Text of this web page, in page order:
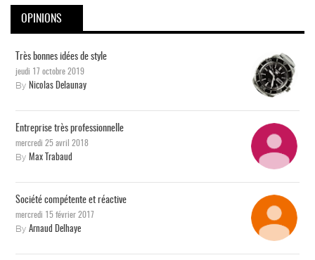
OPINIONS
Très bonnes idées de style
jeudi 17 octobre 2019
By Nicolas Delaunay
Entreprise très professionnelle
mercredi 25 avril 2018
By Max Trabaud
Société compétente et réactive
mercredi 15 février 2017
By Arnaud Delhaye